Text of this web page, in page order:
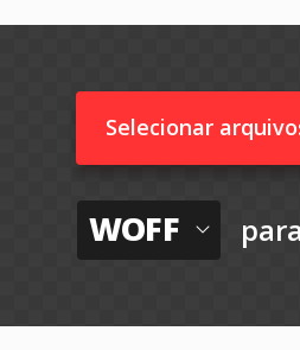
Selecionar
WOFF para